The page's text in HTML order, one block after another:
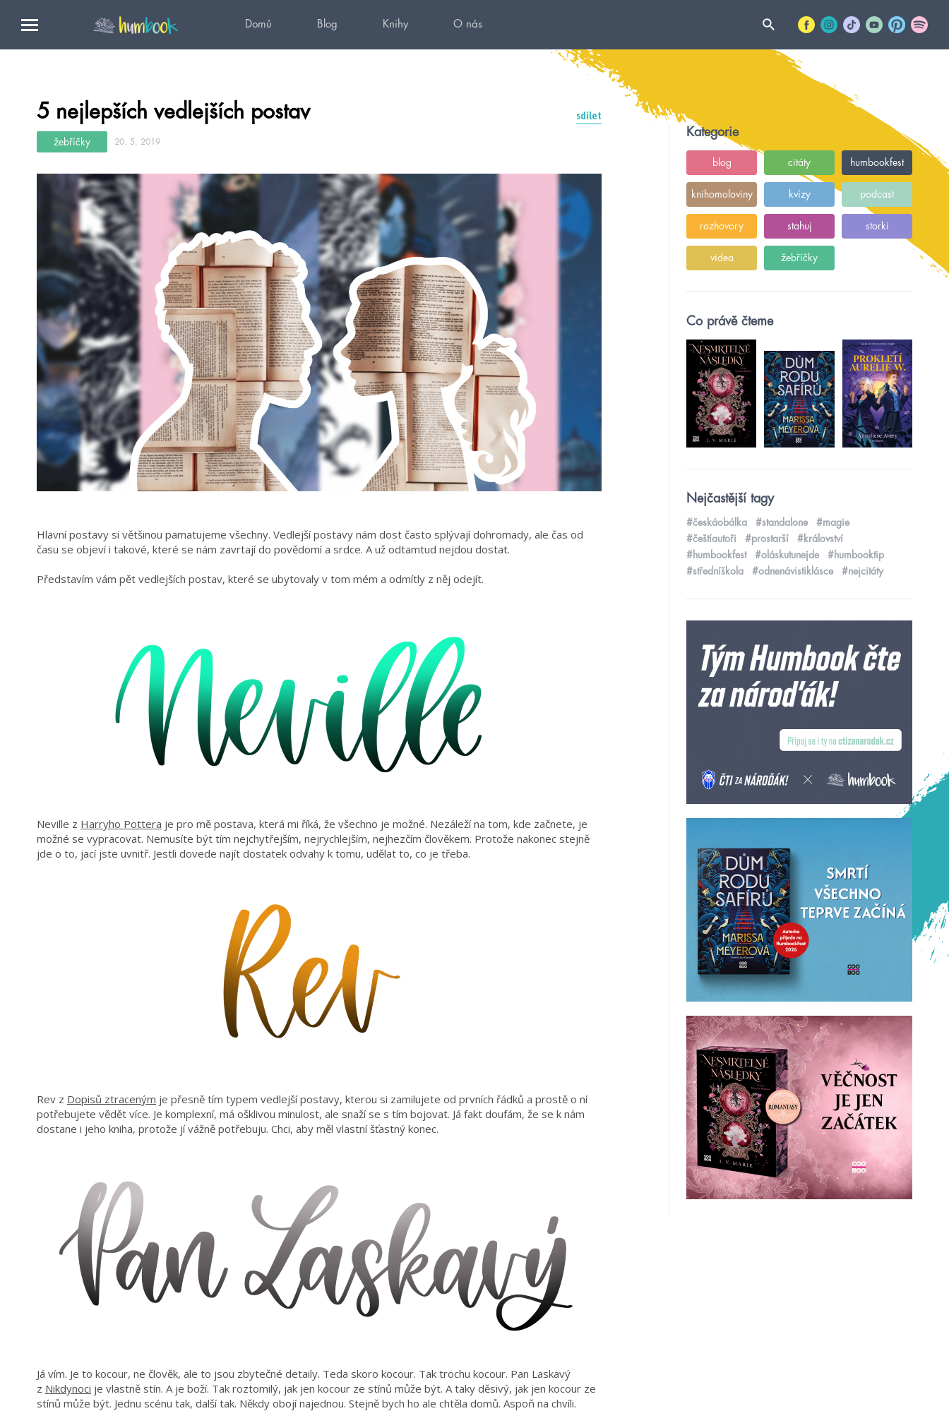
Domů Blog Knihy O nás
5 nejlepších vedlejších postav sdílet
žebříčky 20. 5. 2019
Hlavní postavy si většinou pamatujeme všechny. Vedlejší postavy nám dost často splývají dohromady, ale čas od
času se objeví i takové, které se nám zavrtají do povědomí a srdce. A už odtamtud nejdou dostat.
Představím vám pět vedlejších postav, které se ubytovaly v tom mém a odmítly z něj odejít.
Neville z Harryho Pottera je pro mě postava, která mi říká, že všechno je možné. Nezáleží na tom, kde začnete, je
možné se vypracovat. Nemusíte být tím nejchytřejším, nejrychlejším, nejhezčím člověkem. Protože nakonec stejně
jde o to, jací jste uvnitř. Jestli dovede najít dostatek odvahy k tomu, udělat to, co je třeba.
Rev z Dopisů ztraceným je přesně tím typem vedlejší postavy, kterou si zamilujete od prvních řádků a prostě o ní
potřebujete vědět více. Je komplexní, má ošklivou minulost, ale snaží se s tím bojovat. Já fakt doufám, že se k nám
dostane i jeho kniha, protože jí vážně potřebuju. Chci, aby měl vlastní šťastný konec.
Já vím. Je to kocour, ne člověk, ale to jsou zbytečné detaily. Teda skoro kocour. Tak trochu kocour. Pan Laskavý
z Nikdynoci je vlastně stín. A je boží. Tak roztomilý, jak jen kocour ze stínů může být. A taky děsivý, jak jen kocour ze
stínů může být. Jednu scénu tak, další tak. Někdy obojí najednou. Stejně bych ho ale chtěla domů. Aspoň na chvíli.
Kategorie
blog citáty humbookfest
knihomoloviny kvízy podcast
rozhovory stahuj storki
videa žebříčky
Co právě čteme
Nejčastější tagy
#českáobálka #standalone
#magie
#češtíautoři
#prostarší
#království
#humbookfest
#oláskutunejde
#humbooktip
#středníškola
#odnenávistiklásce #nejcitáty